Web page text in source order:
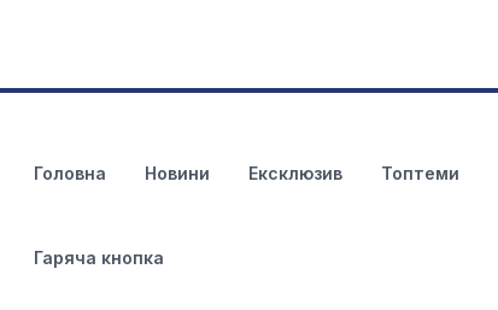
Головна Новини Ексклюзив Топтеми
Гаряча кнопка